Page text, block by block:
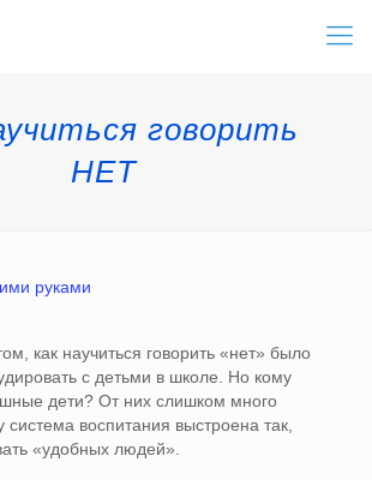
говорить
НЕТ
руками
как научиться говорить «нет» было
с детьми в школе. Но кому
дети? От них слишком много
система воспитания выстроена так,
«удобных людей».